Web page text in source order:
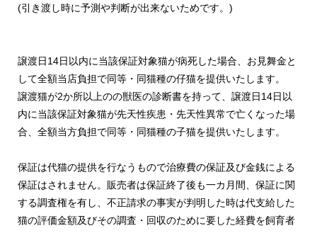
(引き渡し時に予測や判断が出来ないためです。)
譲渡日14日以内に当該保証対象猫が病死した場合、お見舞金と
して全額当店負担で同等・同猫種の仔猫を提供いたします。
譲渡猫が2か所以上のの獣医の診断書を持って、譲渡日14日以
内に当該保証対象猫が先天性疾患・先天性異常で亡くなった場
合、全額当方負担で同等・同猫種の子猫を提供いたします。
保証は代猫の提供を行なうもので治療費の保証及び金銭による
保証はされません。販売者は保証終了後も一カ月間、保証に関
する調査権を有し、不正請求の事実が判明した時は代支給した
猫の評価金額及びその調査・回収のために要した経費を飼育者